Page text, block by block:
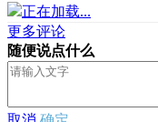
正在加载...
更多评论
随便说点什么